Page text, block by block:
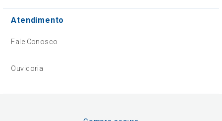
Atendimento
Fale Conosco
Ouvidoria